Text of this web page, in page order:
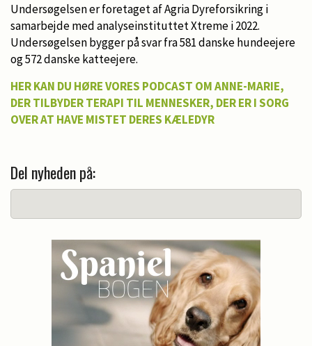
Undersøgelsen er foretaget af Agria Dyreforsikring i
samarbejde med analyseinstituttet Xtreme i 2022.
Undersøgelsen bygger på svar fra 581 danske hundeejere
og 572 danske katteejere.
HER KAN DU HØRE VORES PODCAST OM ANNE-MARIE,
DER TILBYDER TERAPI TIL MENNESKER, DER ER I SORG
OVER AT HAVE MISTET DERES KÆLEDYR
Del nyheden på: